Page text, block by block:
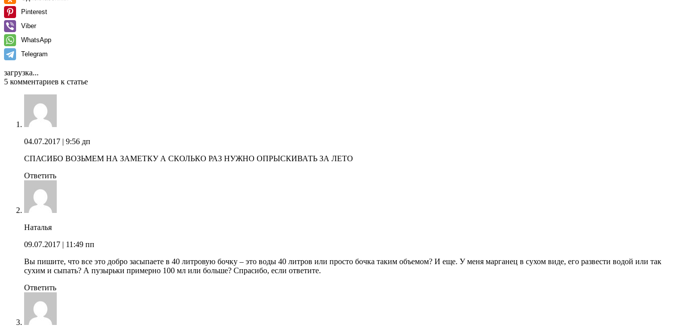
Pinterest
Viber
WhatsApp
Telegram
загрузка...
5 комментариев к статье
04.07.2017
| 9:56 дп
СПАСИБО ВОЗЬМЕМ НА ЗАМЕТКУ А СКОЛЬКО РАЗ НУЖНО ОПРЫСКИВАТЬ ЗА ЛЕТО
Ответить
Наталья
09.07.2017
| 11:49 пп
Вы пишите, что все это добро засыпаете в 40 литровую бочку – это воды 40 литров или просто бочка таким объемом? И еще. У меня марганец в сухом виде, его развести водой или так
сухим и сыпать? А пузырьки примерно 100 мл или больше? Спрасибо, если ответите.
Ответить